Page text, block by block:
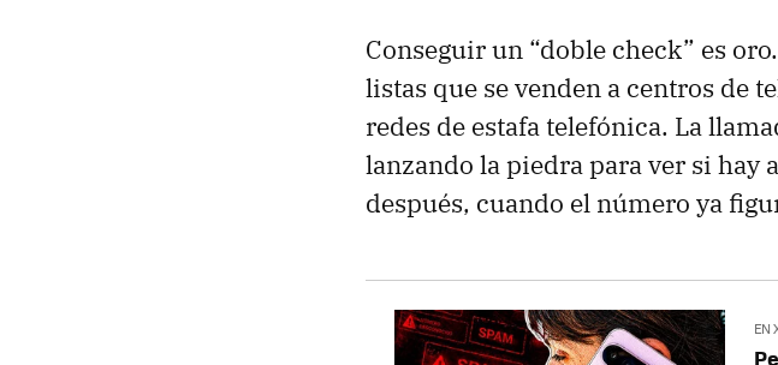
Conseguir un “doble check” es
listas que se venden a centros de
redes de estafa telefónica. La
lanzando la piedra para ver si hay
después, cuando el número ya
EN